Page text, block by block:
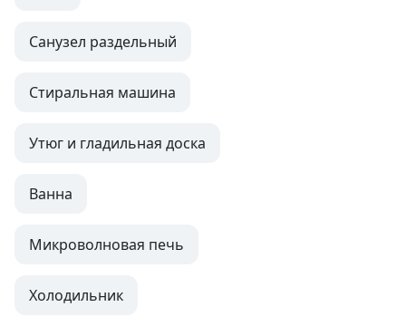
Санузел раздельный
Стиральная машина
Утюг и гладильная доска
Ванна
Микроволновая печь
Холодильник